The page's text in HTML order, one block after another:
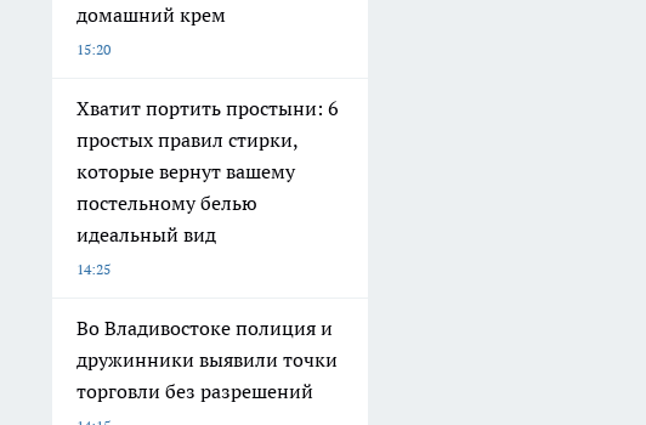
домашний крем
15:20
Хватит портить простыни: 6
простых правил стирки,
которые вернут вашему
постельному белью
идеальный вид
14:25
Во Владивостоке полиция и
дружинники выявили точки
торговли без разрешений